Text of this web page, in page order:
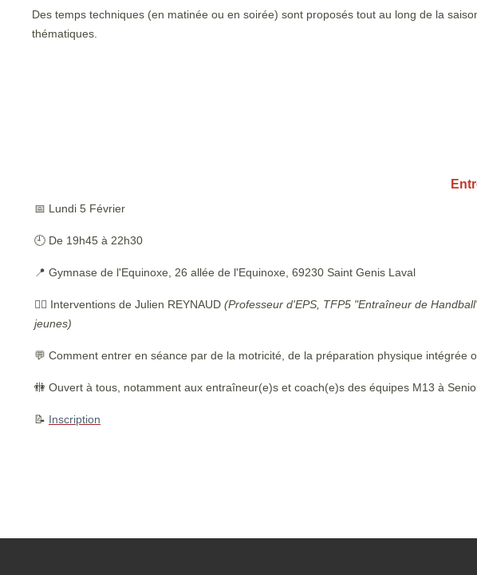
Des temps techniques (en matinée ou en soirée) sont proposés tout au long de la
thématiques.
📅 Lundi 5 Février
🕘 De 19h45 à 22h30
📍 Gymnase de l'Equinoxe, 26 allée de l'Equinoxe, 69230 Saint Genis Laval
🙋‍♂️ Interventions de Julien REYNAUD (Professeur d'EPS, TFP5 "Entraîneur de
jeunes)
💬 Comment entrer en séance par de la motricité, de la préparation physique intégrée
🚻 Ouvert à tous, notamment aux entraîneur(e)s et coach(e)s des équipes M13 à
📝 Inscription